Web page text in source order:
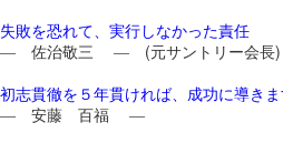
失敗を恐れて、実行しなかった責任
― 佐治敬三 ― (元サントリー会長)
初志貫徹を５年貫ければ、成功に導きま
― 安藤 百福 ―